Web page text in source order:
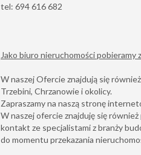
tel: 694 616 682
Jako biuro nieruchomości
W naszej Ofercie znajdują się
Trzebini, Chrzanowie i okolicy.
Zapraszamy na naszą stronę
W naszej ofercie znajduję się
kontakt ze specjalistami z branży
do momentu przekazania